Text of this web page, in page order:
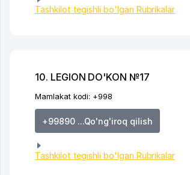
Tashkilot tegishli bo'lgan Rubrikalar
10. LEGION DO'KON №17
Mamlakat kodi: +998
+99890 ...Qo'ng'iroq qilish
Tashkilot tegishli bo'lgan Rubrikalar